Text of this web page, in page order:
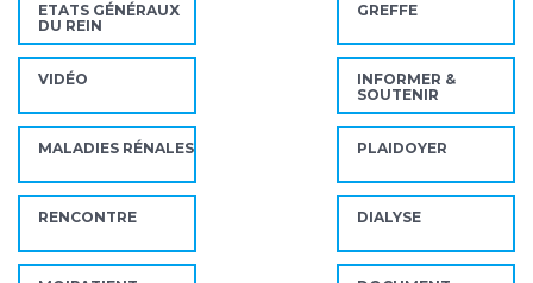
ETATS GÉNÉRAUX
DU REIN
GREFFE
VIDÉO
INFORMER &
SOUTENIR
MALADIES RÉNALES PLAIDOYER
RENCONTRE DIALYSE